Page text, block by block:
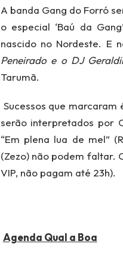
A banda Gang do Forró
o especial ‘Baú da
nascido no Nordeste. E
Peneirado e o DJ
Tarumã.
Sucessos que
serão interpretados por
“Em plena lua de mel”
(Zezo) não podem faltar.
VIP, não pagam até 23h).
Agenda Qual a Boa